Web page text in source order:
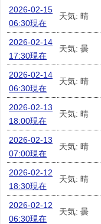
2026-02-15
06:30現在
天気: 晴
2026-02-14
17:30現在
天気: 曇
2026-02-14
06:30現在
天気: 晴
2026-02-13
18:00現在
天気: 晴
2026-02-13
07:00現在
天気: 晴
2026-02-12
18:30現在
天気: 晴
2026-02-12
06:30現在
天気: 曇